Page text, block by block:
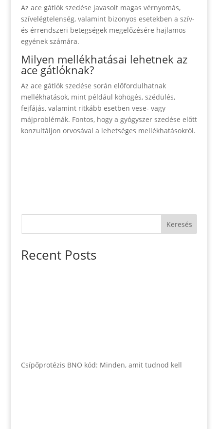
Az ace gátlók szedése javasolt magas vérnyomás,
szívelégtelenség, valamint bizonyos esetekben a szív-
és érrendszeri betegségek megelőzésére hajlamos
egyének számára.
Milyen mellékhatásai lehetnek az
ace gátlóknak?
Az ace gátlók szedése során előfordulhatnak
mellékhatások, mint például köhögés, szédülés,
fejfájás, valamint ritkább esetben vese- vagy
májproblémák. Fontos, hogy a gyógyszer szedése előtt
konzultáljon orvosával a lehetséges mellékhatásokról.
Keresés
Recent Posts
Csípőprotézis BNO kód: Minden, amit tudnod kell